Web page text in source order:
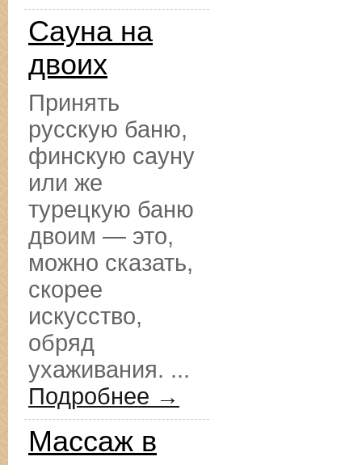
Сауна на
двоих
Принять
русскую баню,
финскую сауну
или же
турецкую баню
двоим — это,
можно сказать,
скорее
искусство,
обряд
ухаживания. ...
Подробнее →
Массаж в